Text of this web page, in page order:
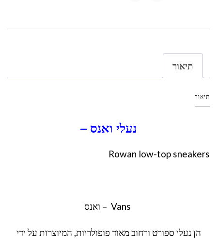
תיאור
תיאור
נעלי ואנס –
Rowan low-top sneakers
הן נעלי ספורט ורחוב מאוד פופולריות, המיוצרות על ידי